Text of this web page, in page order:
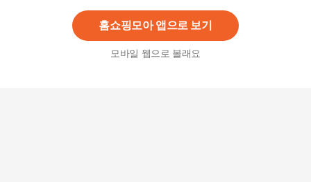
홈쇼핑모아 앱으로 보기
모바일 웹으로 볼래요